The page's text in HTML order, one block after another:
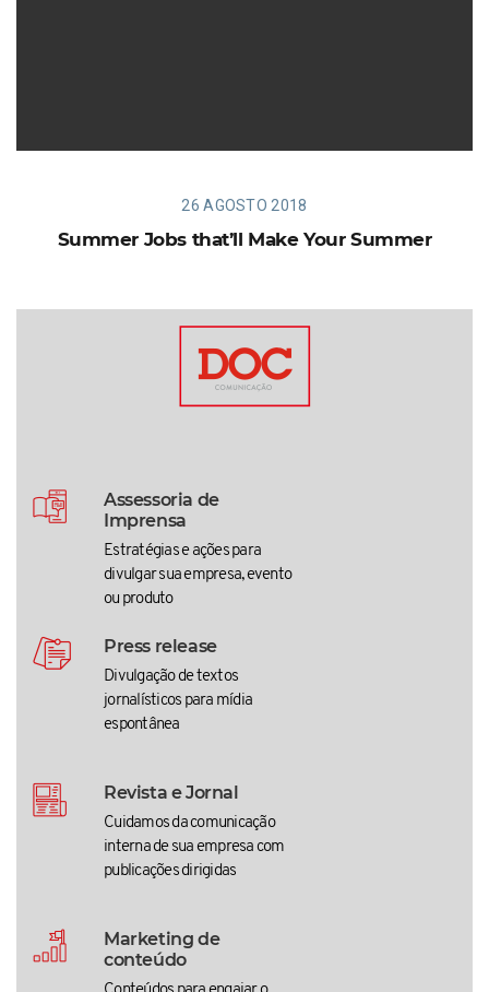
26 AGOSTO 2018
Summer Jobs that’ll Make Your Summer
Assessoria de
Imprensa
Estratégias e ações para
divulgar sua empresa, evento
ou produto
Press release
Divulgação de textos
jornalísticos para mídia
espontânea
Revista e Jornal
Cuidamos da comunicação
interna de sua empresa com
publicações dirigidas
Marketing de
conteúdo